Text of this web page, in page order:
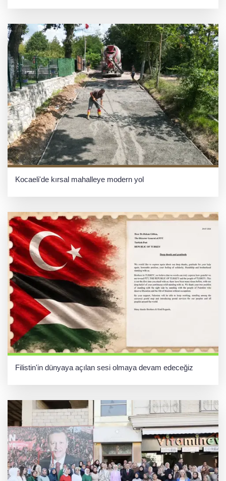
Kocaeli'de kırsal mahalleye modern yol
Filistin'in dünyaya açılan sesi olmaya devam edeceğiz